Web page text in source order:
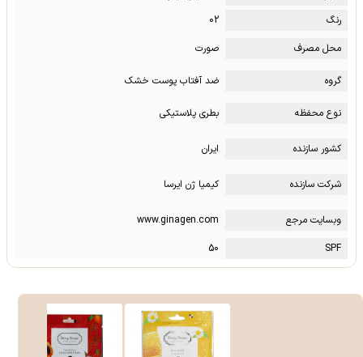
رنگ
02
محل مصرف
صورت
گروه ضد آفتاب پوست خشک
نوع محفظه بطری پلاستیکی
کشور سازنده ایران
شرکت سازنده کیمیا ژن ایرسا
وبسایت مرجع
www.ginagen.com
SPF
50